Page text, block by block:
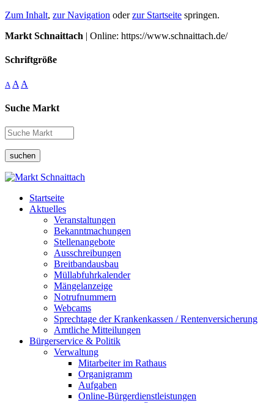
Zum Inhalt, zur Navigation oderzur Startseite springen.
Markt Schnaittach | Online: https://www.schnaittach.de/
Schriftgröße
A A A
Suche Markt
suchen
Startseite
Aktuelles
Veranstaltungen
Bekanntmachungen
Stellenangebote
Ausschreibungen
Breitbandausbau
Müllabfuhrkalender
Mängelanzeige
Notrufnummern
Webcams
Sprechtage der Krankenkassen / Rentenversicherung
Amtliche Mitteilungen
Bürgerservice & Politik
Verwaltung
Mitarbeiter im Rathaus
Organigramm
Aufgaben
Online-Bürgerdienstleistungen